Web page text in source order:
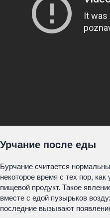
Урчание после еды
Бурчание считается
некоторое время с тех пор,
пищевой продукт. Такое
вместе с едой пузырьков
последние вызывают